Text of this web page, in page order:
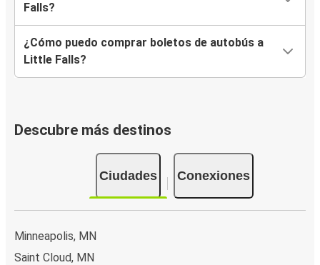
Falls?
¿Cómo puedo comprar boletos de autobús a
Little Falls?
Descubre más destinos
Ciudades Conexiones
Minneapolis, MN
Saint Cloud, MN